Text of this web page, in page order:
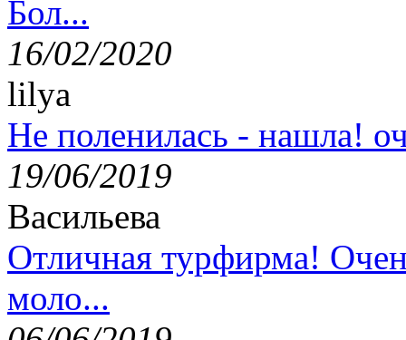
Бол...
16/02/2020
lilya
Не поленилась - нашла!
19/06/2019
Васильева
Отличная турфирма!
моло...